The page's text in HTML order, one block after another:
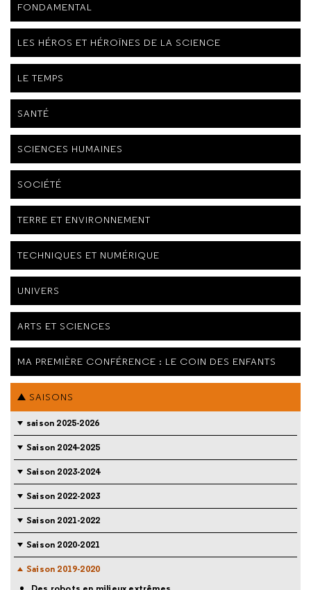
FONDAMENTAL
LES HÉROS ET HÉROÏNES DE LA SCIENCE
LE TEMPS
SANTÉ
SCIENCES HUMAINES
SOCIÉTÉ
TERRE ET ENVIRONNEMENT
TECHNIQUES ET NUMÉRIQUE
UNIVERS
ARTS ET SCIENCES
MA PREMIÈRE CONFÉRENCE : LE COIN DES ENFANTS
SAISONS
saison 2025-2026
Saison 2024-2025
Saison 2023-2024
Saison 2022-2023
Saison 2021-2022
Saison 2020-2021
Saison 2019-2020